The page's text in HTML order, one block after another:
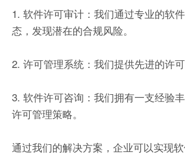
1. 软件许可审计：我们通过专业的软
态，发现潜在的合规风险。
2. 许可管理系统：我们提供先进的许
3. 软件许可咨询：我们拥有一支经验
许可管理策略。
通过我们的解决方案，企业可以实现